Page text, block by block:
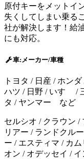
原付キーをメットイ
失くしてしまい乗る
社が解決します！給
にも対応。
車:メーカー/車種
トヨタ / 日産 / ホン
ハツ / 日野 / いすゞ /
タ / ヤンマー など
セルシオ / クラウン /
リアー / ランドクル
ー / エスティマ / カ
オン / オデッセイ /